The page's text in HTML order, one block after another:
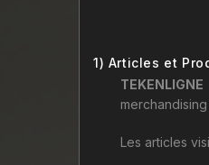
1) Articles et
TEKENLIGNE
Les articles